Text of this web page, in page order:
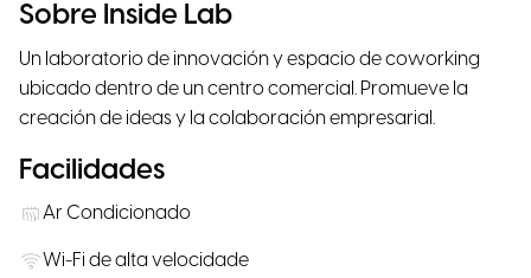
Sobre Inside Lab
Un laboratorio de innovación y espacio de coworking
ubicado dentro de un centro comercial. Promueve la
creación de ideas y la colaboración empresarial.
Facilidades
Ar Condicionado
Wi-Fi de alta velocidade